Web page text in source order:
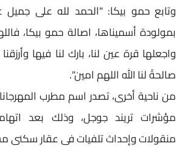
وتابع حمو بيكا: "الحمد لله على جميل
بمولودة أسميناها، اصالة حمو بيكا،
واجعلها قرة عين لنا، بارك لنا فيها
صالحةً لنا الله اللهم امين".
من ناحية أخرى، تصدر اسم مطرب
مؤشرات تريند جوجل، وذلك بعد
منقولات وإحداث تلفيات فى عقار سكنى مستأجر